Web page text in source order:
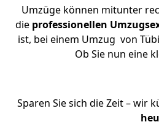
Umzüge können mitunter
die professionellen
ist, bei einem Umzug von
Ob Sie nun eine
Sparen Sie sich die Zeit – wir